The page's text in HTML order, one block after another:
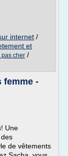
internet /
et
pas cher /
femme -
Une
de vêtements